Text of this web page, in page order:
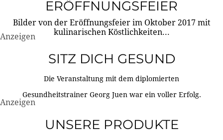
ERÖFFNUNGSFEIER
Bilder von der Eröffnungsfeier im Oktober 2017 mit
kulinarischen Köstlichkeiten...
Anzeigen
SITZ DICH GESUND
Die Veranstaltung mit dem diplomierten
Gesundheitstrainer Georg Juen war ein voller Erfolg.
Anzeigen
UNSERE PRODUKTE